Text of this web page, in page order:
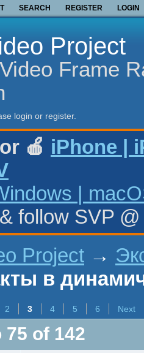
SEARCH REGISTER LOGIN
Project
Frame
login or register.
🍎 iPhone |
|
& follow SVP
Project →
в
2 3 4 5 6 Next
of 142